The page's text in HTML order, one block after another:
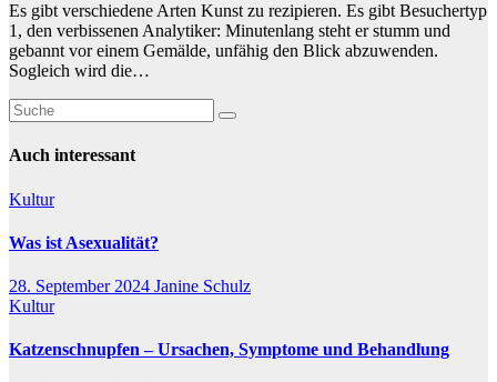
Es gibt verschiedene Arten Kunst zu rezipieren. Es gibt Besuchertyp
1, den verbissenen Analytiker: Minutenlang steht er stumm und
gebannt vor einem Gemälde, unfähig den Blick abzuwenden.
Sogleich wird die…
Auch interessant
Kultur
Was ist Asexualität?
28. September 2024 Janine Schulz
Kultur
Katzenschnupfen – Ursachen, Symptome und Behandlung